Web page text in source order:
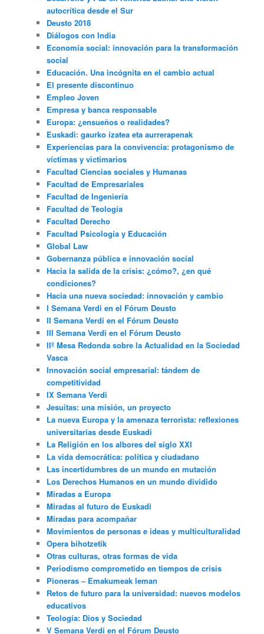
autocrítica desde el Sur
Deusto 2018
Diálogos con India
Economía social: innovación para la transformación
social
Educación. Una incógnita en el cambio actual
El presente discontinuo
Empleo Joven
Empresa y banca responsable
Europa: ¿ensueños o realidades?
Euskadi: gaurko izatea eta aurrerapenak
Experiencias para la convivencia: protagonismo de
víctimas y victimarios
Facultad Ciencias sociales y Humanas
Facultad de Empresariales
Facultad de Ingeniería
Facultad de Teología
Facultad Derecho
Facultad Psicología y Educación
Global Law
Gobernanza pública e innovación social
Hacia la salida de la crisis: ¿cómo?, ¿en qué
condiciones?
Hacia una nueva sociedad: innovación y cambio
I Semana Verdi en el Fórum Deusto
II Semana Verdi en el Fórum Deusto
III Semana Verdi en el Fórum Deusto
IIº Mesa Redonda sobre la Actualidad en la Sociedad
Vasca
Innovación social empresarial: tándem de
competitividad
IX Semana Verdi
Jesuitas: una misión, un proyecto
La nueva Europa y la amenaza terrorista: reflexiones
universitarias desde Euskadi
La Religión en los albores del siglo XXI
La vida democrática: política y ciudadano
Las incertidumbres de un mundo en mutación
Los Derechos Humanos en un mundo dividido
Miradas a Europa
Miradas al futuro de Euskadi
Miradas para acompañar
Movimientos de personas e ideas y multiculturalidad
Opera bihotzetik
Otras culturas, otras formas de vida
Periodismo comprometido en tiempos de crisis
Pioneras – Emakumeak leman
Retos de futuro para la universidad: nuevos modelos
educativos
Teología: Dios y Sociedad
V Semana Verdi en el Fórum Deusto